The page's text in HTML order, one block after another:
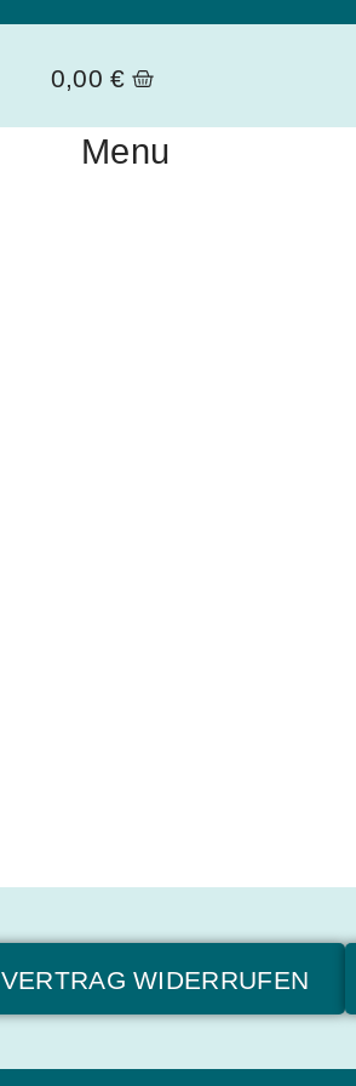
0,00€
Menu
VERTRAG WIDERRUFEN